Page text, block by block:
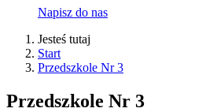
Napisz do nas
Jesteś tutaj
Start
Przedszkole Nr 3
Przedszkole Nr 3